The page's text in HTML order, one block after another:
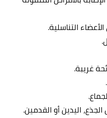
التناسلية.
غريبة.
اليدين أو القدمين.